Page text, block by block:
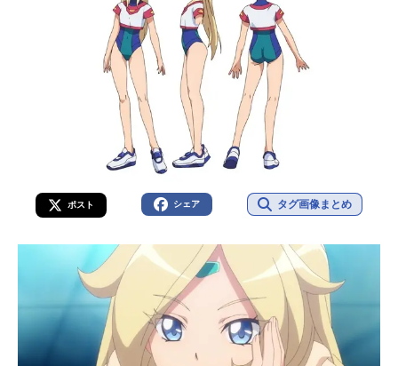
ポスト シェア タグ画像まとめ